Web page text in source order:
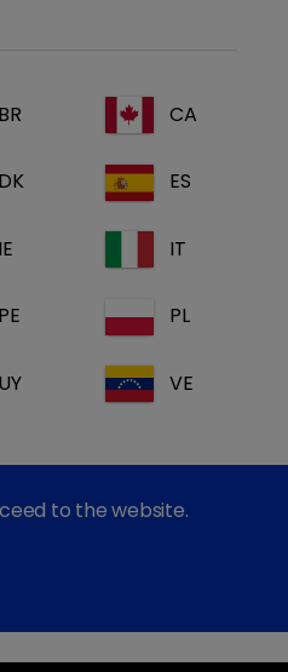
BR CA
DK ES
IE IT
PE PL
UY VE
to the website.